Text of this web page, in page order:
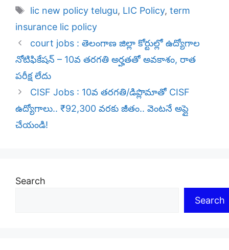
Tags
lic new policy telugu, LIC Policy, term
insurance lic policy
court jobs : తెలంగాణ జిల్లా కోర్టుల్లో ఉద్యోగాల
నోటిఫికేషన్ – 10వ తరగతి అర్హతతో అవకాశం, రాత
పరీక్ష లేదు
CISF Jobs : 10వ తరగతి/డిప్లొమాతో CISF
ఉద్యోగాలు.. ₹92,300 వరకు జీతం.. వెంటనే అప్లై
చేయండి!
Search
Search